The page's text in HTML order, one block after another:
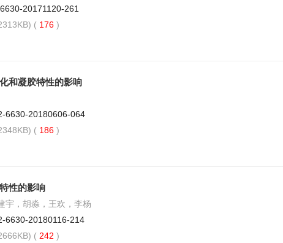
20171120-261
( 176 )
和凝胶特性的影响
6630-20180606-064
( 186 )
性的影响
宇，胡淼，王欢，李杨
6630-20180116-214
( 242 )